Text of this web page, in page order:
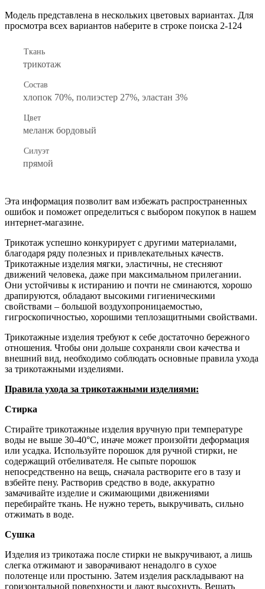
Модель представлена в нескольких цветовых вариантах. Для
просмотра всех вариантов наберите в строке поиска 2-124
Ткань
трикотаж
Состав
хлопок 70%, полиэстер 27%, эластан 3%
Цвет
меланж бордовый
Силуэт
прямой
Эта информация позволит вам избежать распространенных
ошибок и поможет определиться с выбором покупок в нашем
интернет-магазине.
Трикотаж успешно конкурирует с другими материалами,
благодаря ряду полезных и привлекательных качеств.
Трикотажные изделия мягки, эластичны, не стесняют
движений человека, даже при максимальном прилегании.
Они устойчивы к истиранию и почти не сминаются, хорошо
драпируются, обладают высокими гигиеническими
свойствами – большой воздухопроницаемостью,
гигроскопичностью, хорошими теплозащитными свойствами.
Трикотажные изделия требуют к себе достаточно бережного
отношения. Чтобы они дольше сохраняли свои качества и
внешний вид, необходимо соблюдать основные правила ухода
за трикотажными изделиями.
Правила ухода за трикотажными изделиями:
Стирка
Стирайте трикотажные изделия вручную при температуре
воды не выше 30-40°С, иначе может произойти деформация
или усадка. Используйте порошок для ручной стирки, не
содержащий отбеливателя. Не сыпьте порошок
непосредственно на вещь, сначала растворите его в тазу и
взбейте пену. Растворив средство в воде, аккуратно
замачивайте изделие и сжимающими движениями
перебирайте ткань. Не нужно тереть, выкручивать, сильно
отжимать в воде.
Сушка
Изделия из трикотажа после стирки не выкручивают, а лишь
слегка отжимают и заворачивают ненадолго в сухое
полотенце или простыню. Затем изделия раскладывают на
горизонтальной поверхности и дают высохнуть. Вешать